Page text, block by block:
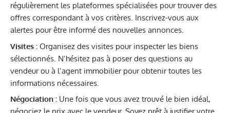
régulièrement les plateformes spécialisées pour trouver des
offres correspondant à vos critères. Inscrivez-vous aux
alertes pour être informé des nouvelles annonces.
Visites : Organisez des visites pour inspecter les biens
sélectionnés. N’hésitez pas à poser des questions au
vendeur ou à l’agent immobilier pour obtenir toutes les
informations nécessaires.
Négociation : Une fois que vous avez trouvé le bien idéal,